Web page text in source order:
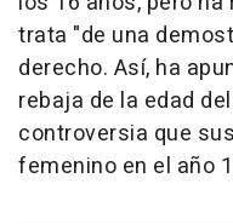
trata "de una
derecho. Así, ha
rebaja de la edad
controversia que
femenino en el año